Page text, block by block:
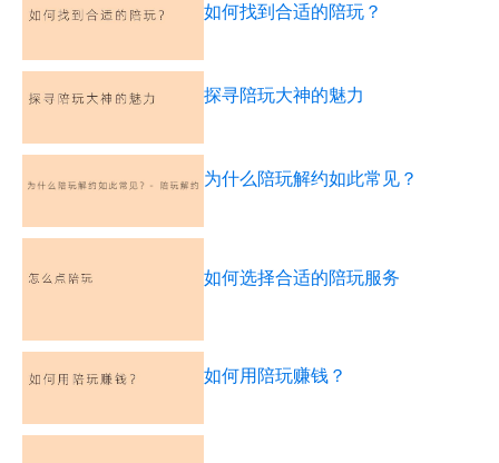
如何找到合适的陪玩？
探寻陪玩大神的魅力
为什么陪玩解约如此常见？
如何选择合适的陪玩服务
如何用陪玩赚钱？